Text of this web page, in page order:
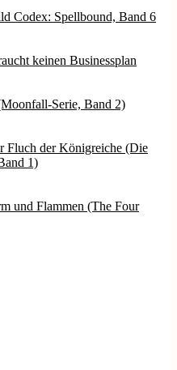
Codex: Spellbound, Band 6
keinen Businessplan
Serie, Band 2)
Fluch der Königreiche (Die
1)
und Flammen (The Four